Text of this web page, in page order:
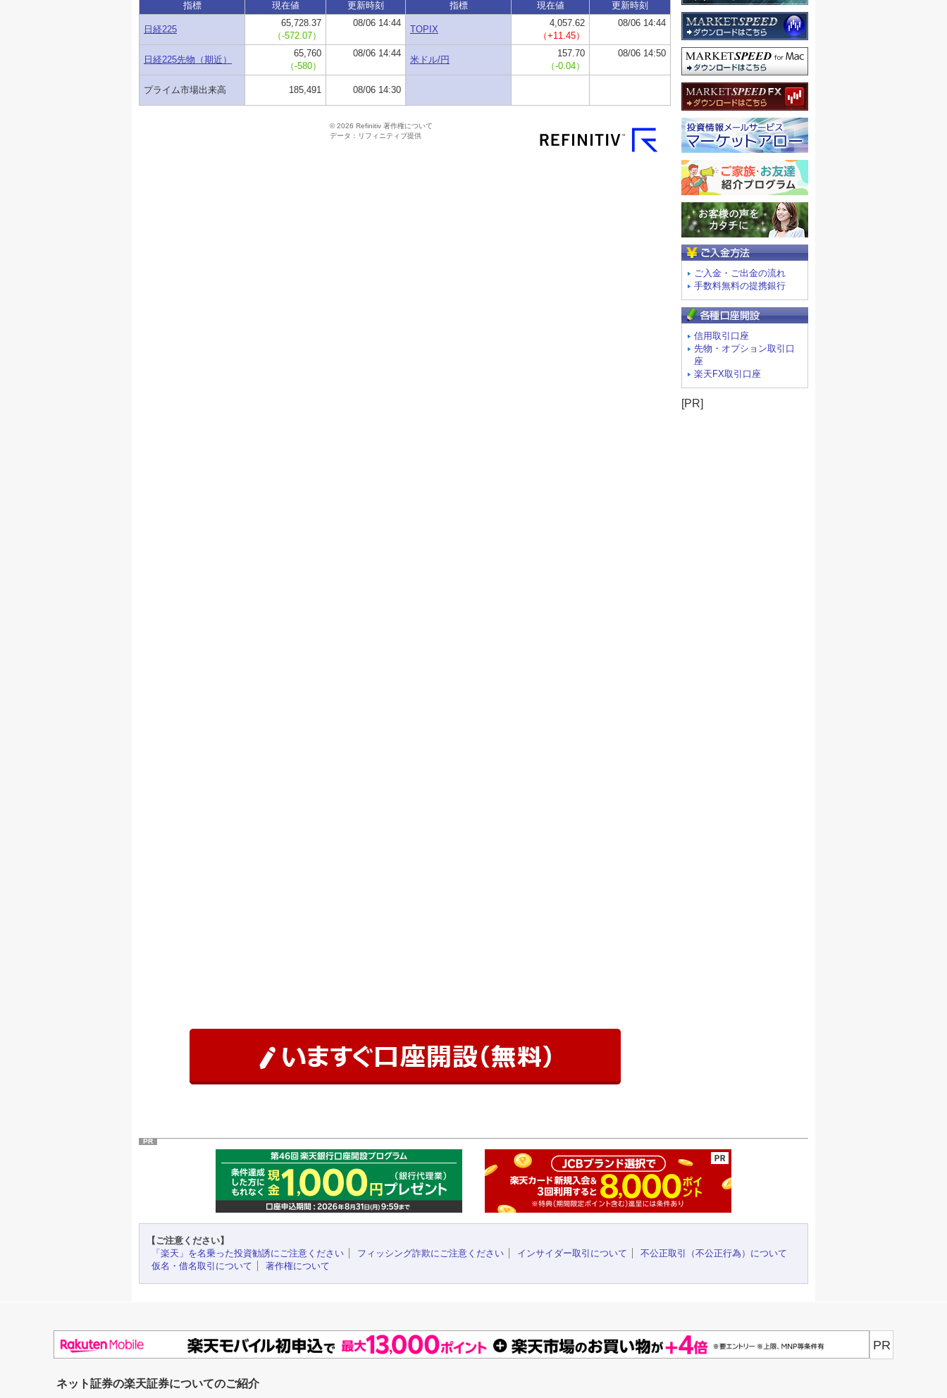
ご入金・ご出金の流れ
手数料無料の提携銀行
信用取引口座
先物・オプション取引口
座
楽天FX取引口座
[PR]
PR
【ご注意ください】
「楽天」を名乗った投資勧誘にご注意ください
フィッシング詐欺にご注意ください インサイダー取引について
不公正取引（不公正行為）について
仮名・借名取引について
著作権について
PR
ネット証券の楽天証券についてのご紹介